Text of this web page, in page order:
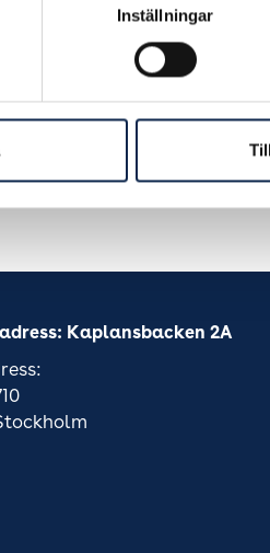
Inställningar
Kaplansbacken 2A